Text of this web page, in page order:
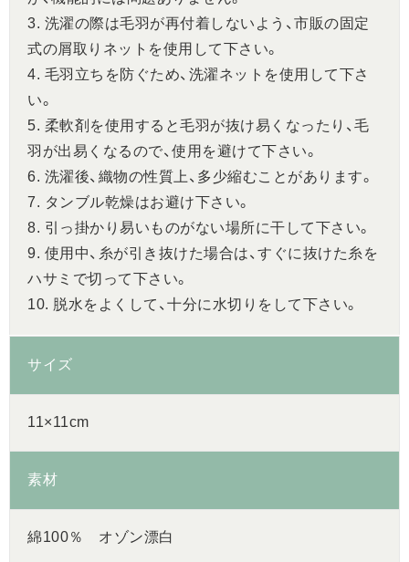
3. 洗濯の際は毛羽が再付着しないよう、市販の固定
式の屑取りネットを使用して下さい。
4. 毛羽立ちを防ぐため、洗濯ネットを使用して下さ
い。
5. 柔軟剤を使用すると毛羽が抜け易くなったり、毛
羽が出易くなるので、使用を避けて下さい。
6. 洗濯後、織物の性質上、多少縮むことがあります。
7. タンブル乾燥はお避け下さい。
8. 引っ掛かり易いものがない場所に干して下さい。
9. 使用中、糸が引き抜けた場合は、すぐに抜けた糸を
ハサミで切って下さい。
10. 脱水をよくして、十分に水切りをして下さい。
サイズ
11×11cm
素材
綿100％ オゾン漂白